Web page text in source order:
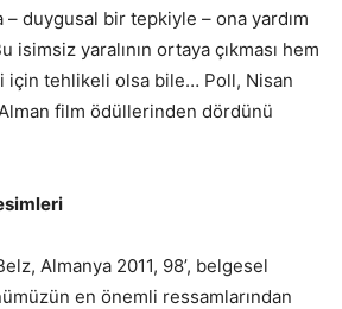
duygusal bir tepkiyle – ona yardım
isimsiz yaralının ortaya çıkması hem
için tehlikeli olsa bile… Poll, Nisan
film ödüllerinden dördünü
Almanya 2011, 98’, belgesel
en önemli ressamlarından